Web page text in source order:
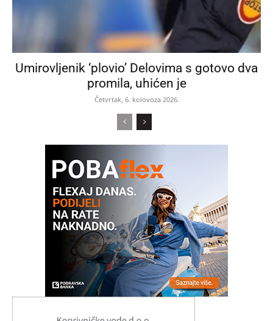
Umirovljenik ‘plovio’ Delovima s gotovo dva
promila, uhićen je
Četvrtak, 6. kolovoza 2026.